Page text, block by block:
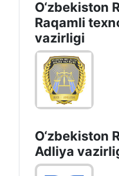
O‘zbekiston
хo‘jaligi
O‘zbekiston
Raqamli
vazirligi